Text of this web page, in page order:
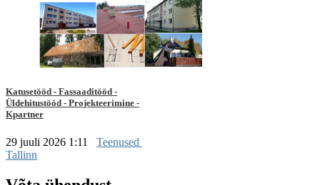
Katusetööd - Fassaaditööd -
Üldehitustööd - Projekteerimine -
Kpartner
29 juuli 2026 1:11
Teenused
Tallinn